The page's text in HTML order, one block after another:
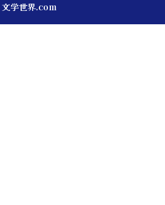
文学世界.com